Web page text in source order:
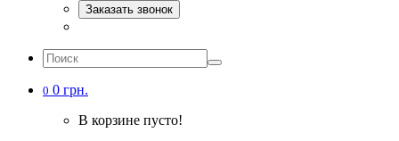
Заказать звонок
0 0 грн.
В корзине пусто!